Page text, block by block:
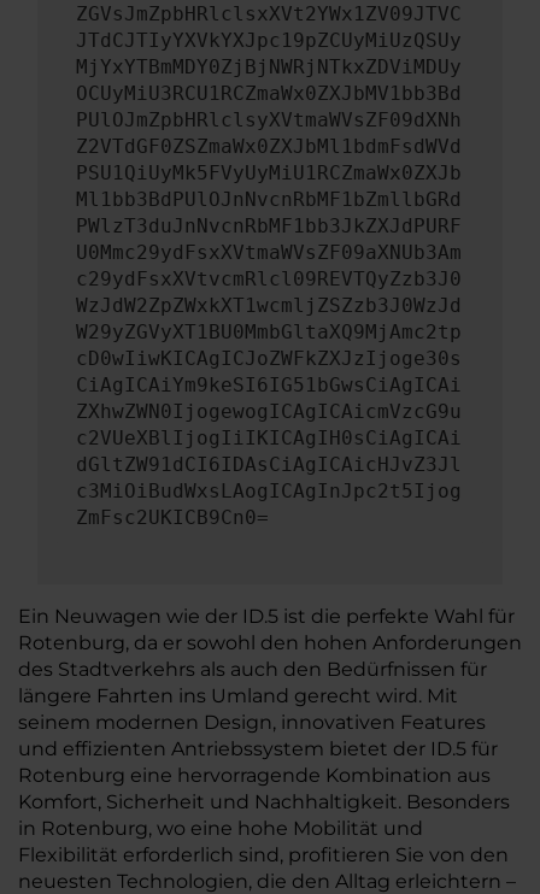
ZGVsJmZpbHRlclsxXVt2YWx1ZV09JTVC
JTdCJTIyYXVkYXJpc19pZCUyMiUzQSUy
MjYxYTBmMDY0ZjBjNWRjNTkxZDViMDUy
OCUyMiU3RCU1RCZmaWx0ZXJbMV1bb3Bd
PUlOJmZpbHRlclsyXVtmaWVsZF09dXNh
Z2VTdGF0ZSZmaWx0ZXJbMl1bdmFsdWVd
PSU1QiUyMk5FVyUyMiU1RCZmaWx0ZXJb
Ml1bb3BdPUlOJnNvcnRbMF1bZmllbGRd
PWlzT3duJnNvcnRbMF1bb3JkZXJdPURF
U0Mmc29ydFsxXVtmaWVsZF09aXNUb3Am
c29ydFsxXVtvcmRlcl09REVTQyZzb3J0
WzJdW2ZpZWxkXT1wcmljZSZzb3J0WzJd
W29yZGVyXT1BU0MmbGltaXQ9MjAmc2tp
cD0wIiwKICAgICJoZWFkZXJzIjoge30s
CiAgICAiYm9keSI6IG51bGwsCiAgICAi
ZXhwZWN0IjogewogICAgICAicmVzcG9u
c2VUeXBlIjogIiIKICAgIH0sCiAgICAi
dGltZW91dCI6IDAsCiAgICAicHJvZ3Jl
c3MiOiBudWxsLAogICAgInJpc2t5Ijog
ZmFsc2UKICB9Cn0=
Ein Neuwagen wie der ID.5 ist die perfekte Wahl für
Rotenburg, da er sowohl den hohen Anforderungen
des Stadtverkehrs als auch den Bedürfnissen für
längere Fahrten ins Umland gerecht wird. Mit
seinem modernen Design, innovativen Features
und effizienten Antriebssystem bietet der ID.5 für
Rotenburg eine hervorragende Kombination aus
Komfort, Sicherheit und Nachhaltigkeit. Besonders
in Rotenburg, wo eine hohe Mobilität und
Flexibilität erforderlich sind, profitieren Sie von den
neuesten Technologien, die den Alltag erleichtern –